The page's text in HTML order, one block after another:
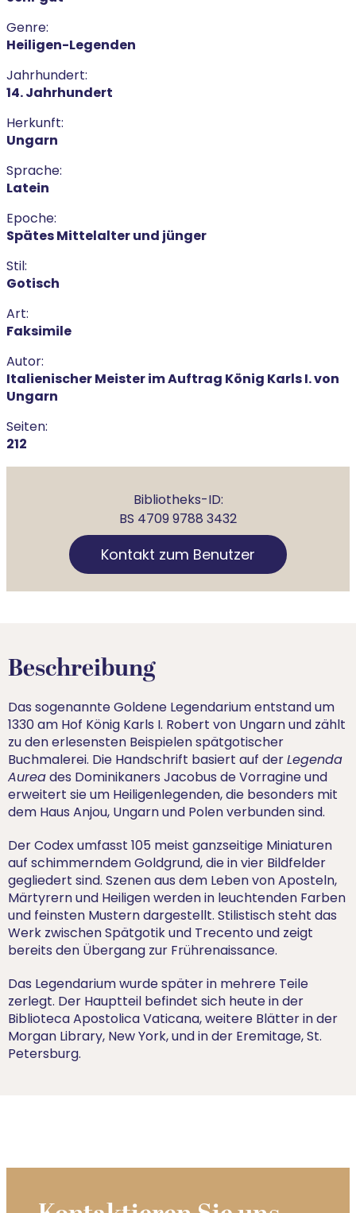
Genre:
Heiligen-Legenden
Jahrhundert:
14. Jahrhundert
Herkunft:
Ungarn
Sprache:
Latein
Epoche:
Spätes Mittelalter und jünger
Stil:
Gotisch
Art:
Faksimile
Autor:
Italienischer Meister im Auftrag König Karls I. von
Ungarn
Seiten:
212
Bibliotheks-ID:
BS 4709 9788 3432
Kontakt zum Benutzer
Beschreibung
Das sogenannte Goldene Legendarium entstand um
1330 am Hof König Karls I. Robert von Ungarn und zählt
zu den erlesensten Beispielen spätgotischer
Buchmalerei. Die Handschrift basiert auf derLegenda
Aureades Dominikaners Jacobus de Vorragine und
erweitert sie um Heiligenlegenden, die besonders mit
dem Haus Anjou, Ungarn und Polen verbunden sind.
Der Codex umfasst 105 meist ganzseitige Miniaturen
auf schimmerndem Goldgrund, die in vier Bildfelder
gegliedert sind. Szenen aus dem Leben von Aposteln,
Märtyrern und Heiligen werden in leuchtenden Farben
und feinsten Mustern dargestellt. Stilistisch steht das
Werk zwischen Spätgotik und Trecento und zeigt
bereits den Übergang zur Frührenaissance.
Das Legendarium wurde später in mehrere Teile
zerlegt. Der Hauptteil befindet sich heute in der
Biblioteca Apostolica Vaticana, weitere Blätter in der
Morgan Library, New York, und in der Eremitage, St.
Petersburg.